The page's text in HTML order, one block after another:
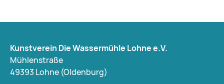
Kunstverein Die Wassermühle Lohne e.V.
Mühlenstraße
49393 Lohne (Oldenburg)